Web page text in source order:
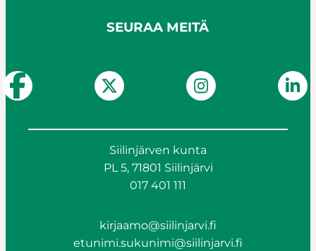
SEURAA MEITÄ
Siilinjärven kunta
PL 5, 71801 Siilinjärvi
017 401 111
kirjaamo@siilinjarvi.fi
etunimi.sukunimi@siilinjarvi.fi